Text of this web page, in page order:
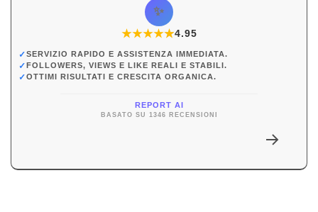
✨
★★★★★
★4.95
✓SERVIZIO RAPIDO E ASSISTENZA IMMEDIATA.
✓FOLLOWERS, VIEWS E LIKE REALI E STABILI.
✓OTTIMI RISULTATI E CRESCITA ORGANICA.
REPORT AI
BASATO SU 1346 RECENSIONI